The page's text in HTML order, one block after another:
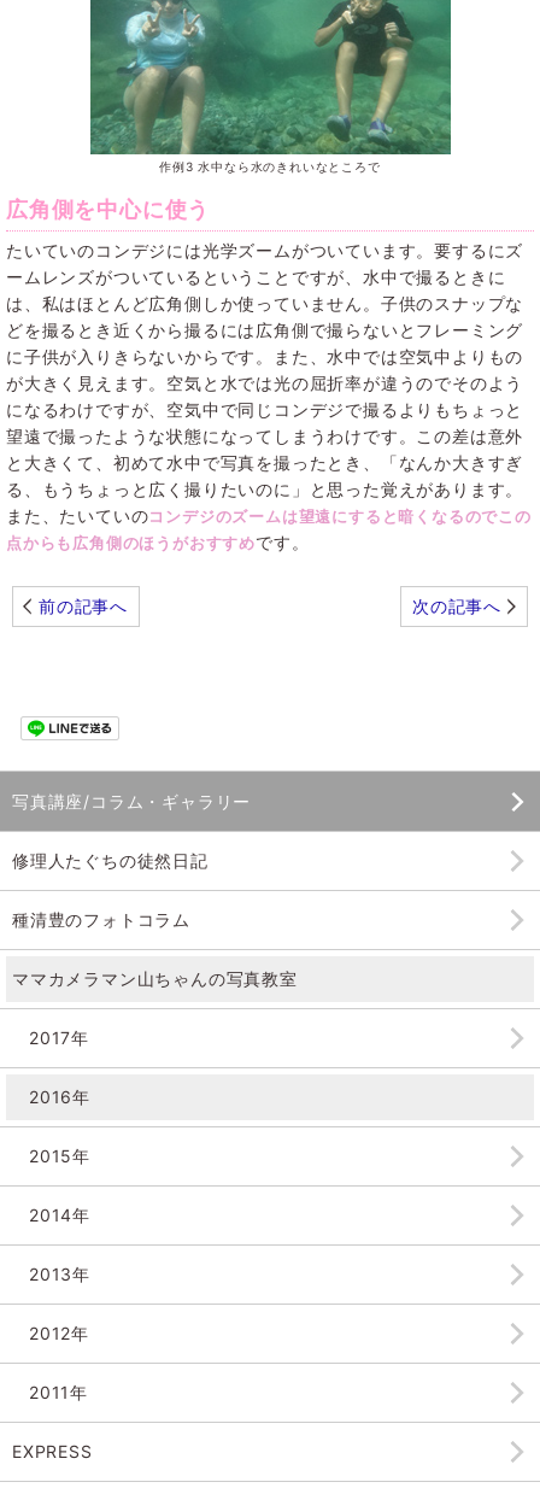
作例3 水中なら水のきれいなところで
広角側を中心に使う
たいていのコンデジには光学ズームがついています。要するにズ
ームレンズがついているということですが、水中で撮るときに
は、私はほとんど広角側しか使っていません。子供のスナップな
どを撮るとき近くから撮るには広角側で撮らないとフレーミング
に子供が入りきらないからです。また、水中では空気中よりもの
が大きく見えます。空気と水では光の屈折率が違うのでそのよう
になるわけですが、空気中で同じコンデジで撮るよりもちょっと
望遠で撮ったような状態になってしまうわけです。この差は意外
と大きくて、初めて水中で写真を撮ったとき、「なんか大きすぎ
る、もうちょっと広く撮りたいのに」と思った覚えがあります。
また、たいていのコンデジのズームは望遠にすると暗くなるのでこの
点からも広角側のほうがおすすめです。
前の記事へ 次の記事へ
写真講座/コラム・ギャラリー
修理人たぐちの徒然日記
種清豊のフォトコラム
ママカメラマン山ちゃんの写真教室
2017年
2016年
2015年
2014年
2013年
2012年
2011年
EXPRESS